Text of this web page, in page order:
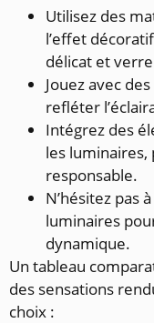
Utilisez des
l’effet
délicat et
Jouez avec
refléter
Intégrez des
les
responsable.
N’hésitez pas
luminaires
dynamique.
Un tableau
des sensations
choix :